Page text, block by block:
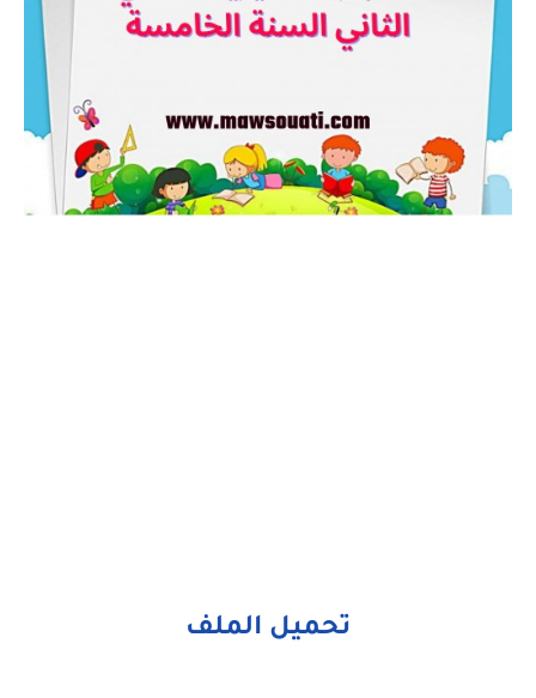
تحميل الملف